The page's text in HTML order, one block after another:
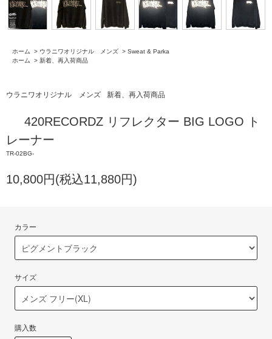
ホーム > ウラニワオリジナル メンズ > Sweat & Parka
ホーム
> 新着、再入荷商品
ウラニワオリジナル メンズ 新着、再入荷商品
420RECORDZ リフレクター BIG LOGO ト
レーナー
TR-02BG-
10,800円(税込11,880円)
カラー
サイズ
購入数